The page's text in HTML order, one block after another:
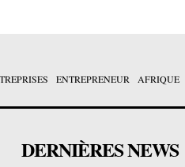
ENTREPRENEUR AFRIQUE
DERNIÈRES NEWS